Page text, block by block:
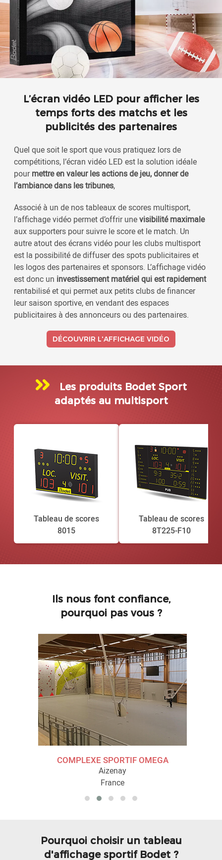
L’écran vidéo LED pour afficher les
temps forts des matchs et les
publicités des partenaires
Quel que soit le sport que vous pratiquez lors de
compétitions, l’écran vidéo LED est la solution idéale
pourmettre en valeur les actions de jeu, donner de
l’ambiance dans les tribunes,
Associé à un de nos tableaux de scores multisport,
l’affichage vidéo permet d’offrir unevisibilité maximale
aux supporters pour suivre le score et le match. Un
autre atout des écrans vidéo pour les clubs multisport
est la possibilité de diffuser des spots publicitaires et
les logos des partenaires et sponsors. L’affichage vidéo
est donc un investissement matériel qui est rapidement
rentabilisé et qui permet aux petits clubs de financer
leur saison sportive, en vendant des espaces
publicitaires à des annonceurs ou des partenaires.
DÉCOUVRIR L'AFFICHAGE VIDÉO
Les produits Bodet Sport
adaptés au multisport
Tableau de scores
8015
Tableau de scores
8T225-F10
Ils nous font confiance,
pourquoi pas vous ?
COMPLEXE SPORTIF OMEGA
Aizenay
France
Pourquoi choisir un tableau
d'affichage sportif Bodet ?